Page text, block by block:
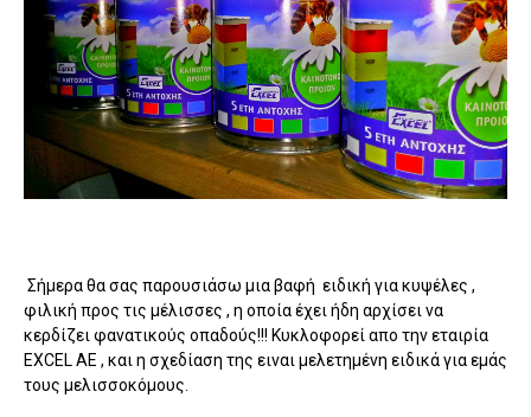
Σήμερα θα σας παρουσιάσω μια βαφή ειδική για κυψέλες ,
φιλική προς τις μέλισσες , η οποία έχει ήδη αρχίσει να
κερδίζει φανατικούς οπαδούς!!! Κυκλοφορεί απο την εταιρία
EXCEL AE , και η σχεδίαση της ειναι μελετημένη ειδικά για εμάς
τους μελισσοκόμους.